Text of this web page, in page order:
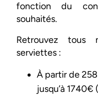
fonction du
souhaités.
Retrouvez tous
serviettes :
À partir de
jusqu’à